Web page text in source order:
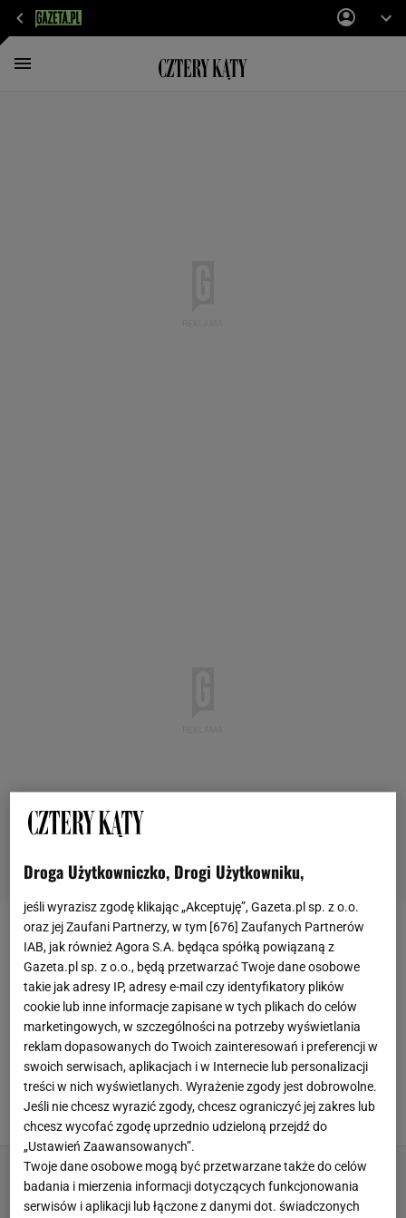
Natalia Pociask
WSZYSTKIE ARTYKUŁY
Tak wygląda twoja poduszka? Czas ją wyrzucić,
bo mogą być konsekwencje
14 GRUDNIA 2024, 12:00
Droga Użytkowniczko, Drogi Użytkowniku,
jeśli wyrazisz zgodę klikając „Akceptuję”, Gazeta.pl sp. z o.o.
oraz jej Zaufani Partnerzy, w tym [ 676 ] Zaufanych Partnerów
IAB, jak również Agora S.A. będąca spółką powiązaną z
Gazeta.pl sp. z o.o., będą przetwarzać Twoje dane osobowe
takie jak adresy IP, adresy e-mail czy identyfikatory plików
cookie lub inne informacje zapisane w tych plikach do celów
marketingowych, w szczególności na potrzeby wyświetlania
reklam dopasowanych do Twoich zainteresowań i preferencji w
swoich serwisach, aplikacjach i w Internecie lub personalizacji
treści w nich wyświetlanych. Wyrażenie zgody jest dobrowolne.
Jeśli nie chcesz wyrazić zgody, chcesz ograniczyć jej zakres lub
chcesz wycofać zgodę uprzednio udzieloną przejdź do
„Ustawień Zaawansowanych”.
Twoje dane osobowe mogą być przetwarzane także do celów
badania i mierzenia informacji dotyczących funkcjonowania
serwisów i aplikacji lub łączone z danymi dot. świadczonych